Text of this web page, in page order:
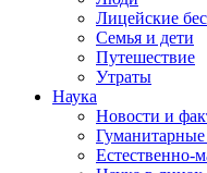
Лицейские
Семья и дети
Путешествие
Утраты
Наука
Новости и
Гуманитарные
Естественно-